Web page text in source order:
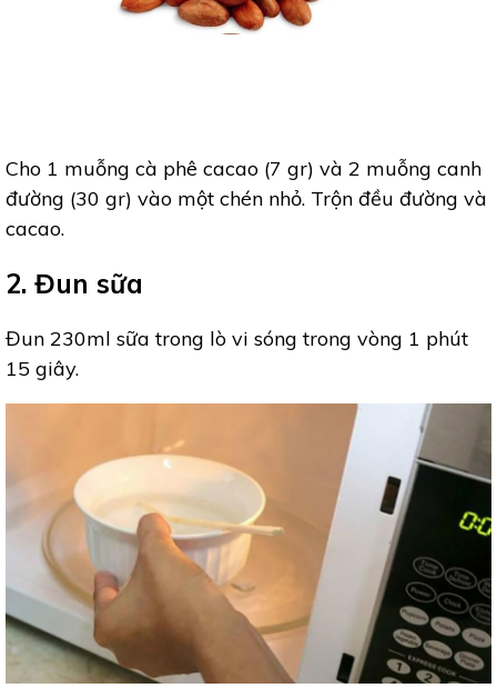
Cho 1 muỗng cà phê cacao (7 gr) và 2 muỗng canh
đường (30 gr) vào một chén nhỏ. Trộn đều đường và
cacao.
2. Đun sữa
Đun 230ml sữa trong lò vi sóng trong vòng 1 phút
15 giây.